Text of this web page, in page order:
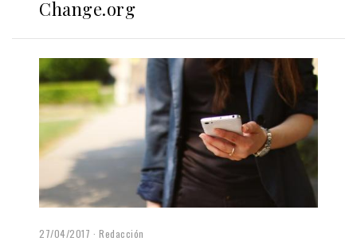
Change.org
27/04/2017 Redacción